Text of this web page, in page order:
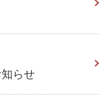
らせ